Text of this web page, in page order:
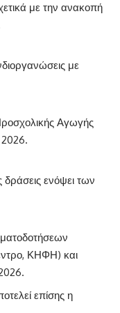
με την ανακοπή
με
Αγωγής
2026.
δράσεις ενόψει των
ΚΗΦΗ) και
επίσης η